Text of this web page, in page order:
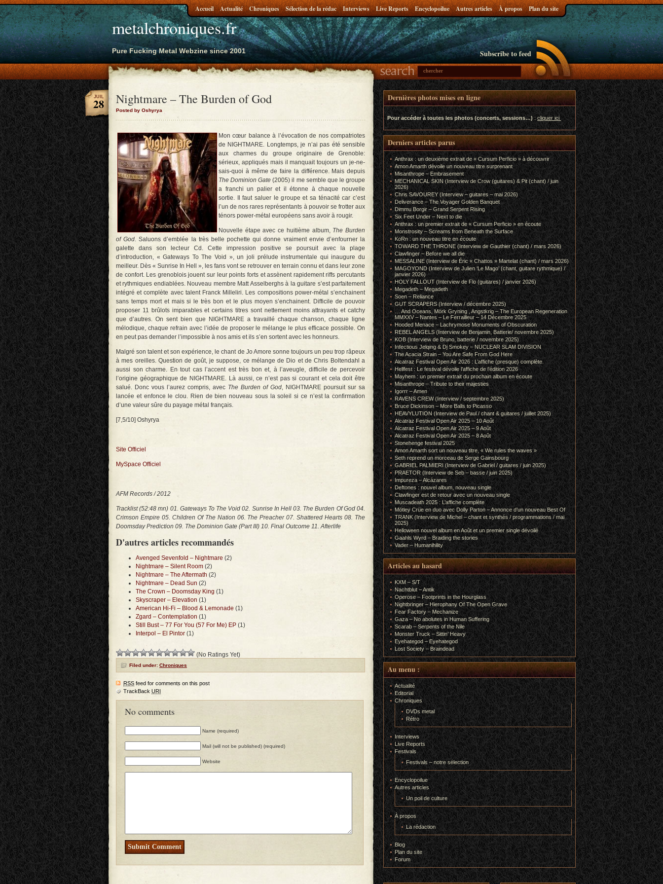
metalchroniques.fr
Pure Fucking Metal Webzine since 2001
Accueil Actualité Chroniques Sélection de la rédac Interviews Live Reports Encyclopoilue Autres articles À propos Plan du site
Subscribe to feed
Nightmare – The Burden of God
Posted by Oshyrya
JUIL
28
Mon cœur balance à l’évocation de nos compatriotes
de NIGHTMARE. Longtemps, je n’ai pas été sensible
aux charmes du groupe originaire de Grenoble:
sérieux, appliqués mais il manquait toujours un je-ne-
sais-quoi à même de faire la différence. Mais depuis
The Dominion Gate (2005) il me semble que le groupe
a franchi un palier et il étonne à chaque nouvelle
sortie. Il faut saluer le groupe et sa ténacité car c’est
l’un de nos rares représentants à pouvoir se frotter aux
ténors power-métal européens sans avoir à rougir.
Nouvelle étape avec ce huitième album, The Burden
of God. Saluons d’emblée la très belle pochette qui donne vraiment envie d’enfourner la
galette dans son lecteur Cd. Cette impression positive se poursuit avec la plage
d’introduction, « Gateways To The Void », un joli prélude instrumentale qui inaugure du
meilleur. Dès « Sunrise In Hell », les fans vont se retrouver en terrain connu et dans leur zone
de confort. Les grenoblois jouent sur leur points forts et assènent rapidement riffs percutants
et rythmiques endiablées. Nouveau membre Matt Asselberghs à la guitare s’est parfaitement
intégré et complète avec talent Franck Milleliri. Les compositions power-métal s’enchainent
sans temps mort et mais si le très bon et le plus moyen s’enchainent. Difficile de pouvoir
proposer 11 brûlots imparables et certains titres sont nettement moins attrayants et catchy
que d’autres. On sent bien que NIGHTMARE a travaillé chaque chanson, chaque ligne
mélodique, chaque refrain avec l’idée de proposer le mélange le plus efficace possible. On
en peut pas demander l’impossible à nos amis et ils s’en sortent avec les honneurs.
Malgré son talent et son expérience, le chant de Jo Amore sonne toujours un peu trop râpeux
à mes oreilles. Question de goût, je suppose, ce mélange de Dio et de Chris Boltendahl a
aussi son charme. En tout cas l’accent est très bon et, à l’aveugle, difficile de percevoir
l’origine géographique de NIGHTMARE. Là aussi, ce n’est pas si courant et cela doit être
salué. Donc vous l’aurez compris, avec The Burden of God, NIGHTMARE poursuit sur sa
lancée et enfonce le clou. Rien de bien nouveau sous la soleil si ce n’est la confirmation
d’une valeur sûre du payage métal français.
[7,5/10] Oshyrya
Site Officiel
MySpace Officiel
AFM Records / 2012
Tracklist (52:48 mn) 01. Gateways To The Void 02. Sunrise In Hell 03. The Burden Of God 04.
Crimson Empire 05. Children Of The Nation 06. The Preacher 07. Shattered Hearts 08. The
Doomsday Prediction 09. The Dominion Gate (Part III) 10. Final Outcome 11. Afterlife
D'autres articles recommandés
Avenged Sevenfold – Nightmare (2)
Nightmare – Silent Room (2)
Nightmare – The Aftermath (2)
Nightmare – Dead Sun (2)
The Crown – Doomsday King (1)
Skyscraper – Elevation (1)
American Hi-Fi – Blood & Lemonade (1)
Zgard – Contemplation (1)
Still Bust – 77 For You (57 For Me) EP (1)
Interpol – El Pintor (1)
(No Ratings Yet)
Filed under: Chroniques
RSS feed for comments on this post
TrackBack URI
No comments
Name (required)
Mail (will not be published) (required)
Website
Dernières photos mises en ligne
Pour accéder à toutes les photos (concerts, sessions…):cliquer ici
Derniers articles parus
Anthrax : un deuxième extrait de « Cursum Perficio » à découvrir
Amon Amarth dévoile un nouveau titre surprenant
Misanthrope – Embrasement
MECHANICAL SKIN (Interview de Crow (guitares) & Pit (chant) / juin
2026)
Chris SAVOUREY (Interview – guitares – mai 2026)
Deliverance – The Voyager Golden Banquet
Dimmu Borgir – Grand Serpent Rising
Six Feet Under – Next to die
Anthrax : un premier extrait de « Cursum Perficio » en écoute
Monstrosity – Screams from Beneath the Surface
KoRn : un nouveau titre en écoute
TOWARD THE THRONE (Interview de Gauthier (chant) / mars 2026)
Clawfinger – Before we all die
MESSALINE (Interview de Éric « Chattos » Martelat (chant) / mars 2026)
MAGOYOND (Interview de Julien ‘Le Mago’ (chant, guitare rythmique) /
janvier 2026)
HOLY FALLOUT (Interview de Flo (guitares) / janvier 2026)
Megadeth – Megadeth
Soen – Reliance
GUT SCRAPERS (Interview / décembre 2025)
… And Oceans, Mörk Gryning , Angstkrig – The European Regeneration
MMXXV – Nantes – Le Ferrailleur – 14 Décembre 2025
Hooded Menace – Lachrymose Monuments of Obscuration
REBEL ANGELS (Interview de Benjamin, Batterie/ novembre 2025)
KOB (Interview de Bruno, batterie / novembre 2025)
Infectious Jelqing & Dj Smokey – NUCLEAR SLAM DIVISION
The Acacia Strain – You Are Safe From God Here
Alcatraz Festival Open Air 2026 : L’affiche (presque) complète.
Hellfest : Le festival dévoile l’affiche de l’édition 2026
Mayhem : un premier extrait du prochain album en écoute
Misanthrope – Tribute to their majesties
Igorrr – Amen
RAVENS CREW (Interview / septembre 2025)
Bruce Dickinson – More Balls to Picasso
HEAVYLUTION (Interview de Paul / chant & guitares / juillet 2025)
Alcatraz Festival Open Air 2025 – 10 Août
Alcatraz Festival Open Air 2025 – 9 Août
Alcatraz Festival Open Air 2025 – 8 Août
Stonehenge festival 2025
Amon Amarth sort un nouveau titre, « We rules the waves »
Seth reprend un morceau de Serge Gainsbourg
GABRIEL PALMIERI (Interview de Gabriel / guitares / juin 2025)
PRAETOR (Interview de Seb – basse / juin 2025)
Impureza – Alcázares
Deftones : nouvel album, nouveau single
Clawfinger est de retour avec un nouveau single
Muscadeath 2025 : L’affiche complète
Mötley Crüe en duo avec Dolly Parton – Annonce d’un nouveau Best Of
TRANK (Interview de Michel – chant et synthés / programmations / mai
2025)
Helloween nouvel album en Août et un premier single dévoilé
Gaahls Wyrd – Braiding the stories
Vader – Humanihility
Articles au hasard
KXM – S/T
Nachtblut – Antik
Operose – Footprints in the Hourglass
Nightbringer – Hierophany Of The Open Grave
Fear Factory – Mechanize
Gaza – No abolutes in Human Suffering
Scarab – Serpents of the Nile
Monster Truck – Sittin’ Heavy
Eyehategod – Eyehategod
Lost Society – Braindead
Au menu :
Actualité
Editorial
Chroniques
DVDs metal
Rétro
Interviews
Live Reports
Festivals
Festivals – notre sélection
Encyclopoilue
Autres articles
Un poil de culture
À propos
La rédaction
Blog
Plan du site
Forum